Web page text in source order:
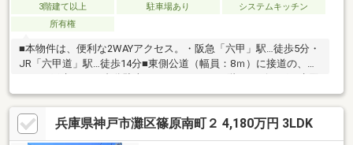
3階建て以上 駐車場あり
システムキッチン
所有権
■本物件は、便利な2WAYアクセス。・阪急「六甲」駅…徒歩5分・
JR「六甲道」駅…徒歩14分■東側公道（幅員：8ｍ）に接道の、明
るい一戸建て！■1台分駐車スペースあり。■1階にリビングと水回
りが集まる生活同線良好な間取り。■リビングを見渡せる対面キ
ッチン。■居室はゆったり6～9帖！■2階の洋室には自然光が入る
天窓あり！■無駄なく、コンパクトに暮らせる広さの一戸建て。
＜その他周辺環境＞・市立六甲小学校…徒歩4分・市立長峰中学
兵庫県神戸市灘区篠原南町２ 4,180万円 3LDK